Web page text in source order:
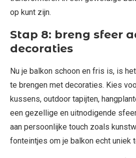
op kunt zijn.
Stap 8: breng sfeer
decoraties
Nu je balkon schoon en fris is, is
te brengen met decoraties. Kies
kussens, outdoor tapijten,
een gezellige en uitnodigende
aan persoonlijke touch zoals
fonteintjes om je balkon echt uniek